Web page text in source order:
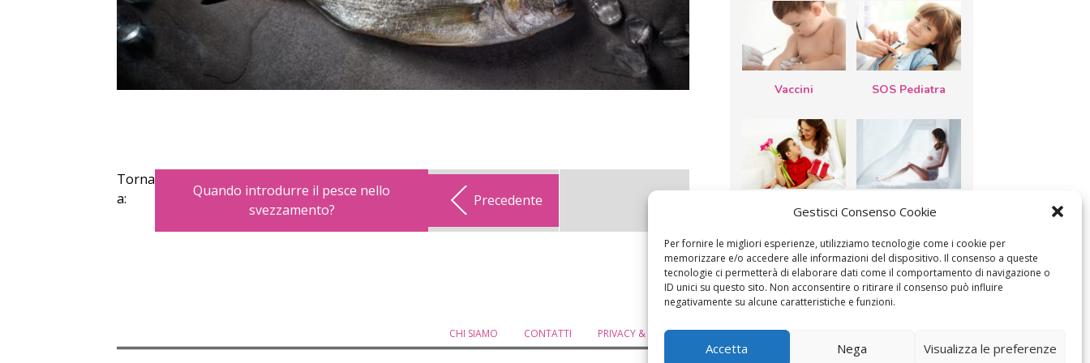
Gestisci Consenso Cookie
Per fornire le migliori esperienze, utilizziamo tecnologie come i cookie per
memorizzare e/o accedere alle informazioni del dispositivo. Il consenso a queste
tecnologie ci permetterà di elaborare dati come il comportamento di navigazione o
ID unici su questo sito. Non acconsentire o ritirare il consenso può influire
negativamente su alcune caratteristiche e funzioni.
Accetta Nega Visualizza le preferenze
Torna
a:
Quando introdurre il pesce nello
svezzamento?
Precedente
Vaccini SOS Pediatra
Festa della
mamma: lavoretti,
filastrocche
Le settimane di
gravidanza
CHI SIAMO CONTATTI PRIVACY & COOKIE POLICY MODIFICA IL CONSENSO